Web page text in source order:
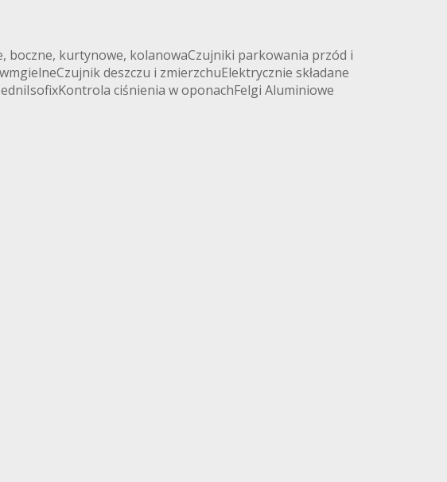
boczne, kurtynowe, kolanowaCzujniki parkowania przód i
deszczu i zmierzchuElektrycznie składane
ciśnienia w oponachFelgi Aluminiowe